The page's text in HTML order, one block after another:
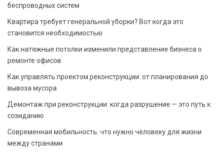
беспроводных систем
Квартира требует генеральной уборки? Вот когда это
становится необходимостью
Как натяжные потолки изменили представление бизнеса о
ремонте офисов
Как управлять проектом реконструкции: от планирования до
вывоза мусора
Демонтаж при реконструкции: когда разрушение — это путь к
созиданию
Современная мобильность: что нужно человеку для жизни
между странами